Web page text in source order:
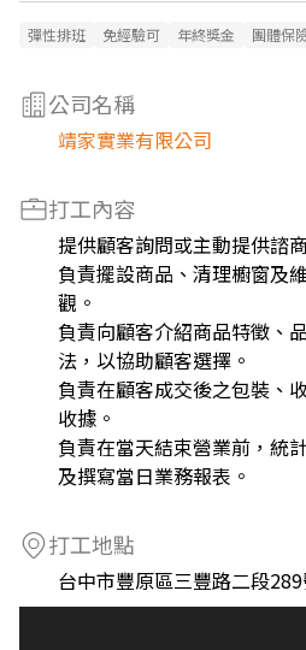
彈性排班 免經驗可 年終獎金 團體保
公司名稱
靖家實業有限公司
打工內容
提供顧客詢問或主動提供諮
負責擺設商品、清理櫥窗及
觀。
負責向顧客介紹商品特徵、
法，以協助顧客選擇。
負責在顧客成交後之包裝、
收據。
負責在當天結束營業前，統
及撰寫當日業務報表。
打工地點
台中市豐原區三豐路二段